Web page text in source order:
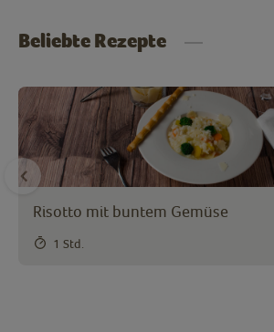
Beliebte Rezepte
Risotto mit buntem Gemüse
1 Std.